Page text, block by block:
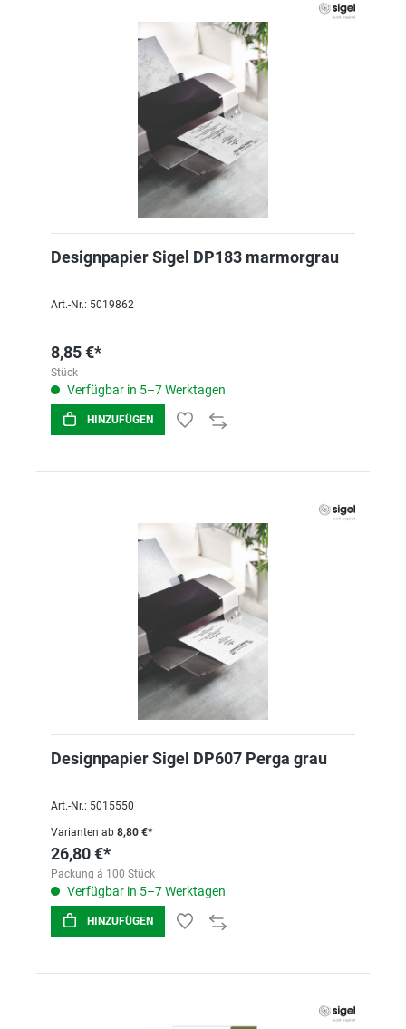
Designpapier Sigel DP183 marmorgrau
Art.-Nr.: 5019862
8,85 €*
Stück
Verfügbar in 5–7 Werktagen
HINZUFÜGEN
Designpapier Sigel DP607 Perga grau
Art.-Nr.: 5015550
Varianten ab 8,80 €*
26,80 €*
Packung á 100 Stück
Verfügbar in 5–7 Werktagen
HINZUFÜGEN